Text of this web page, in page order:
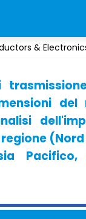
&
del
regione
Pacifico,